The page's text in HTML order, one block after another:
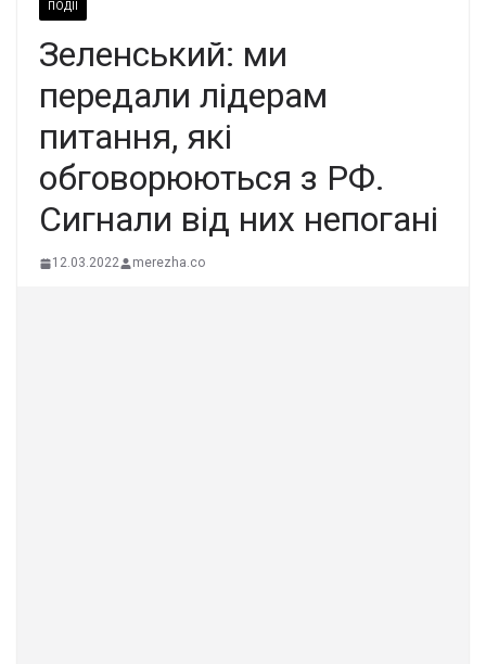
ПОДІЇ
Зеленський: ми
передали лідерам
питання, які
обговорюються з РФ.
Сигнали від них непогані
12.03.2022 merezha.co